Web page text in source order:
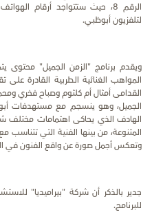
الرقم 8، حيث ستتواجد أرقام
لتلفزيون أبوظبي.
ويقدم برنامج "الزمن الجميل" محتوى
المواهب الغنائية الطربية القادرة
القدامى أمثال أم كلثوم وصباح فخري
الجميل، وهو ينسجم مع مستهدفات
الهادف الذي يحاكى اهتمامات مختلف
المتنوعة، من بينها الفنية التي تتناسب
وتعكس أجمل صورة عن واقع الفنون في
جدير بالذكر أن شركة "بيراميديا"
للبرنامج.